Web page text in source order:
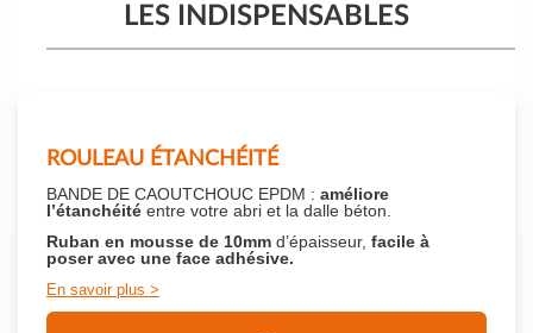
LES INDISPENSABLES
ROULEAU ÉTANCHÉITÉ
BANDE DE CAOUTCHOUC EPDM : améliore
l’étanchéité entre votre abri et la dalle béton.
Ruban en mousse de 10mm d’épaisseur, facile à
poser avec une face adhésive.
En savoir plus